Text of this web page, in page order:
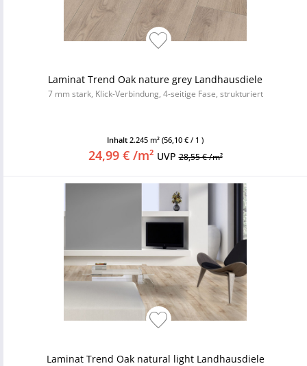
Laminat Trend Oak nature grey Landhausdiele
7 mm stark, Klick-Verbindung, 4-seitige Fase, strukturiert
Inhalt 2.245 m² (56,10 € / 1 )
24,99 € /m² UVP28,55 € /m²
Laminat Trend Oak natural light Landhausdiele